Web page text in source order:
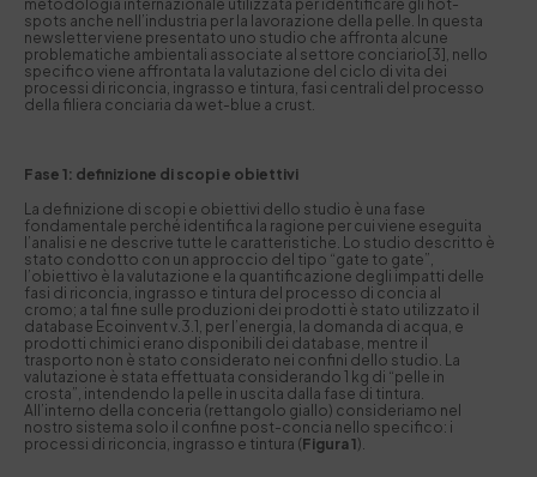
metodologia internazionale utilizzata per identificare gli hot-
spots anche nell’industria per la lavorazione della pelle. In questa
newsletter viene presentato uno studio che affronta alcune
problematiche ambientali associate al settore conciario[3], nello
specifico viene affrontata la valutazione del ciclo di vita dei
processi di riconcia, ingrasso e tintura, fasi centrali del processo
della filiera conciaria da wet-blue a crust.
Fase 1: definizione di scopi e obiettivi
La definizione di scopi e obiettivi dello studio è una fase
fondamentale perché identifica la ragione per cui viene eseguita
l’analisi e ne descrive tutte le caratteristiche. Lo studio descritto è
stato condotto con un approccio del tipo “gate to gate”,
l’obiettivo è la valutazione e la quantificazione degli impatti delle
fasi di riconcia, ingrasso e tintura del processo di concia al
cromo; a tal fine sulle produzioni dei prodotti è stato utilizzato il
database Ecoinvent v.3.1, per l’energia, la domanda di acqua, e
prodotti chimici erano disponibili dei database, mentre il
trasporto non è stato considerato nei confini dello studio. La
valutazione è stata effettuata considerando 1 kg di “pelle in
crosta”, intendendo la pelle in uscita dalla fase di tintura.
All’interno della conceria (rettangolo giallo) consideriamo nel
nostro sistema solo il confine post-concia nello specifico: i
processi di riconcia, ingrasso e tintura (Figura 1).